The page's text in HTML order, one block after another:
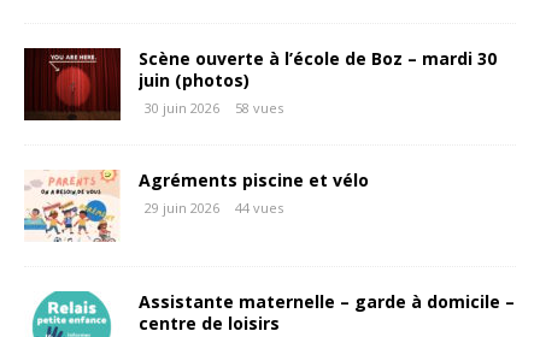
Scène ouverte à l’école de Boz – mardi 30
juin (photos)
30 juin 2026 58 vues
Agréments piscine et vélo
29 juin 2026 44 vues
Assistante maternelle – garde à domicile –
centre de loisirs